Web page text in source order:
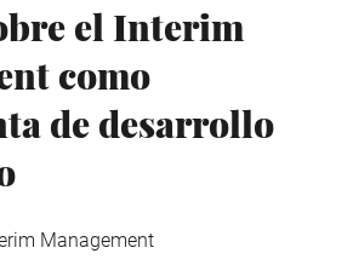
el Interim
como
de desarrollo
Management